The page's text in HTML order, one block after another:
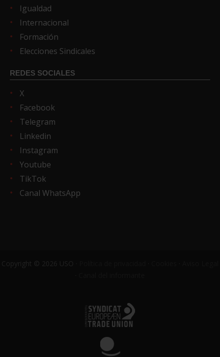
Igualdad
Internacional
Formación
Elecciones Sindicales
REDES SOCIALES
X
Facebook
Telegram
Linkedin
Instagram
Youtube
TikTok
Canal WhatsApp
Copyright © 2026 USO ·